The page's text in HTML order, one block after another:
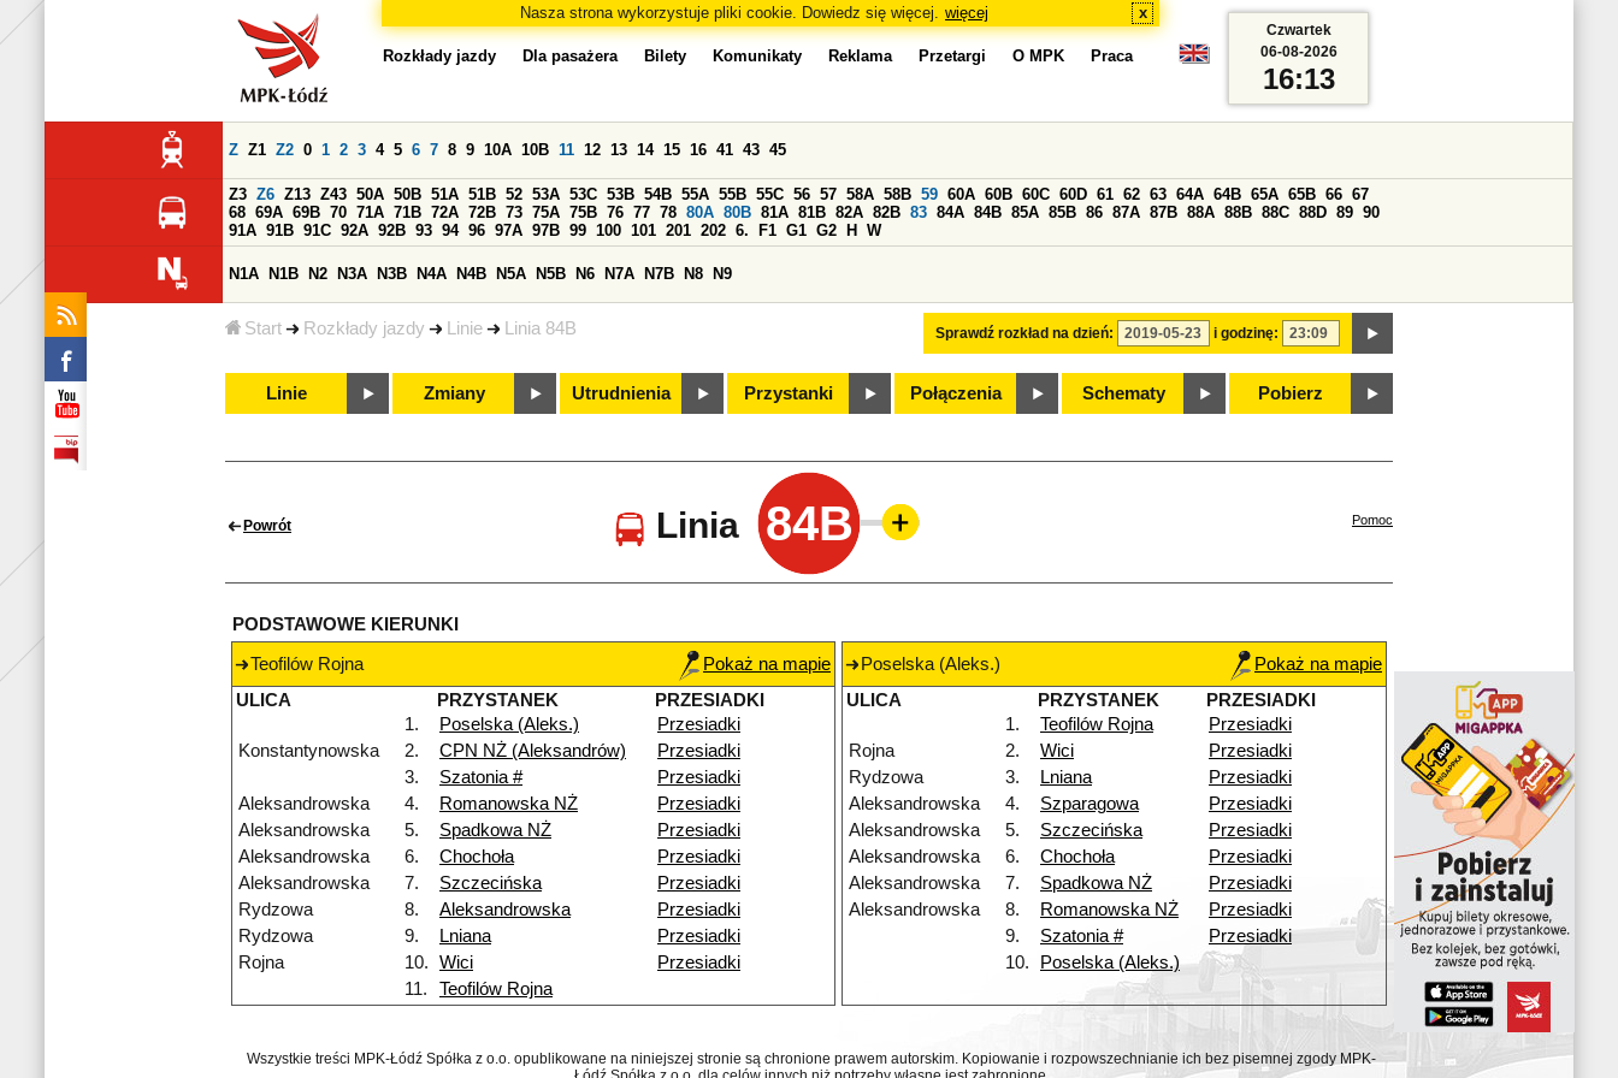
Nasza strona wykorzystuje pliki cookie. Dowiedz się więcej. więcej x
Start Rozkłady jazdy Linie Linia 84B
Rozkłady jazdy Dla pasażera Bilety Komunikaty Reklama Przetargi O MPK Praca
Sprawdź rozkład na dzień: i godzinę:
Z Z1 Z2 0 1 2 3 4 5 6 7 8 9 10A 10B 11 12 13 14 15 16 41 43 45
Z3 Z6 Z13 Z43 50A 50B 51A 51B 52 53A 53C 53B 54B 55A 55B 55C 56 57 58A 58B 59 60A 60B 60C 60D 61 62 63 64A 64B 65A 65B 66 67
68 69A 69B 70 71A 71B 72A 72B 73 75A 75B 76 77 78 80A 80B 81A 81B 82A 82B 83 84A 84B 85A 85B 86 87A 87B 88A 88B 88C 88D 89 90
91A 91B 91C 92A 92B 93 94 96 97A 97B 99 100 101 201 202 6. F1 G1 G2 H W
N1A N1B N2 N3A N3B N4A N4B N5A N5B N6 N7A N7B N8 N9
Linie Zmiany Utrudnienia Przystanki Połączenia Schematy Pobierz
Czwartek
06-08-2026
16:13
Powrót Linia 84B Pomoc
PODSTAWOWE KIERUNKI
Teofilów Rojna
Pokaż na mapie
ULICA
PRZYSTANEK
PRZESIADKI
1.
Poselska (Aleks.)
Przesiadki
Konstantynowska
2. CPN NŻ (Aleksandrów)
Przesiadki
3.
Szatonia #
Przesiadki
Aleksandrowska
4. Romanowska NŻ
Przesiadki
Aleksandrowska
5. Spadkowa NŻ
Przesiadki
Aleksandrowska
6. Chochoła
Przesiadki
Aleksandrowska
7. Szczecińska
Przesiadki
Rydzowa
8. Aleksandrowska
Przesiadki
Rydzowa
9. Lniana
Przesiadki
Rojna
10. Wici
Przesiadki
11.
Teofilów Rojna
Poselska (Aleks.)
Pokaż na mapie
ULICA
PRZYSTANEK
PRZESIADKI
1.
Teofilów Rojna
Przesiadki
Rojna
2. Wici
Przesiadki
Rydzowa
3. Lniana
Przesiadki
Aleksandrowska
4. Szparagowa
Przesiadki
Aleksandrowska
5. Szczecińska
Przesiadki
Aleksandrowska
6. Chochoła
Przesiadki
Aleksandrowska
7. Spadkowa NŻ
Przesiadki
Aleksandrowska
8. Romanowska NŻ
Przesiadki
9.
Szatonia #
Przesiadki
10.
Poselska (Aleks.)
Wszystkie treści MPK-Łódź Spółka z o.o. opublikowane na niniejszej stronie są chronione prawem autorskim. Kopiowanie i rozpowszechnianie ich bez pisemnej zgody MPK-